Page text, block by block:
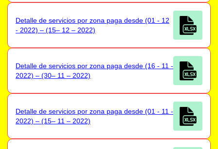
Detalle de servicios por zona paga desde (01 - 12
- 2022) – (15– 12 – 2022)
Detalle de servicios por zona paga desde (16 - 11 -
2022) – (30– 11 – 2022)
Detalle de servicios por zona paga desde (01 - 11 -
2022) – (15– 11 – 2022)